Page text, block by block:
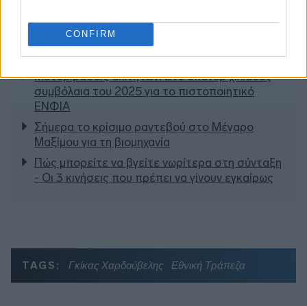
CONFIRM
Διαβάζονται αυτή τη στιγμή
Μεταβιβάσεις ακινήτων: Στο σκάνερ χιλιάδες
συμβόλαια του 2025 για το πιστοποιητικό
ΕΝΦΙΑ
Σήμερα το κρίσιμο ραντεβού στο Μέγαρο
Μαξίμου για τη βιομηχανία
Πώς μπορείτε να βγείτε νωρίτερα στη σύνταξη
- Οι 3 κινήσεις που πρέπει να γίνουν εγκαίρως
TAGS: Γκίκας Χαρδούβελης Εθνική Τράπεζα